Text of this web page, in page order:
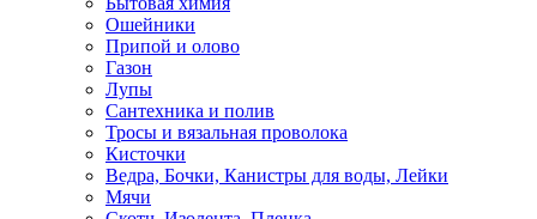
Ошейники
Припой и олово
Газон
Лупы
Сантехника и полив
Тросы и вязальная проволока
Кисточки
Ведра, Бочки, Канистры для воды, Лейки
Мячи